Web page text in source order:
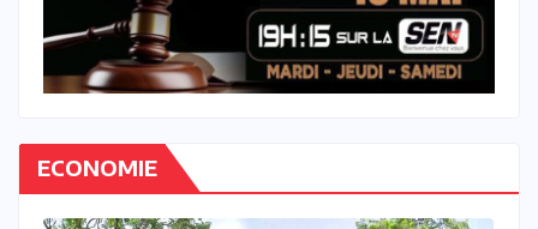
ECONOMIE